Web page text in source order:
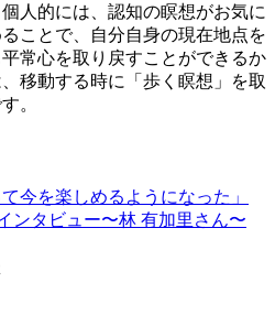
人的には、認知の瞑想がお気に
ことで、自分自身の現在地点を
常心を取り戻すことができるか
移動する時に「歩く瞑想」を取
。
今を楽しめるようになった」
ンタビュー〜林 有加里さん〜